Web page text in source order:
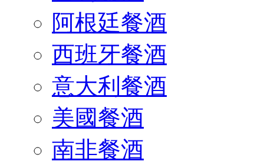
阿根廷餐酒
西班牙餐酒
意大利餐酒
美國餐酒
南非餐酒